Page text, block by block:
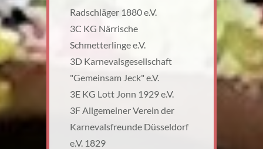
Radschläger 1880 e.V.
3C KG Närrische
Schmetterlinge e.V.
3D Karnevalsgesellschaft
"Gemeinsam Jeck" e.V.
3E KG Lott Jonn 1929 e.V.
3F Allgemeiner Verein der
Karnevalsfreunde Düsseldorf
e.V. 1829